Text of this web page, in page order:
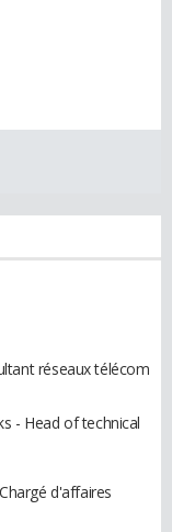
réseaux télécom
- Head of technical
d'affaires